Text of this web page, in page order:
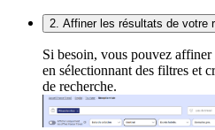
2. Affiner les résultats de votre
Si besoin, vous pouvez affiner
en sélectionnant des filtres et
de recherche.